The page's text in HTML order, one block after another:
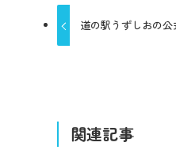
道の駅うずしおの
関連記事